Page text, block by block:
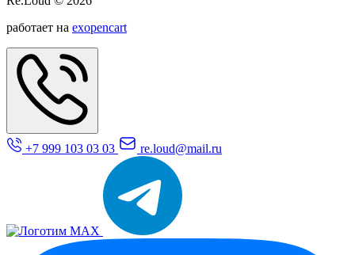
работает на exopencart
+7 999 103 03 03 re.loud@mail.ru